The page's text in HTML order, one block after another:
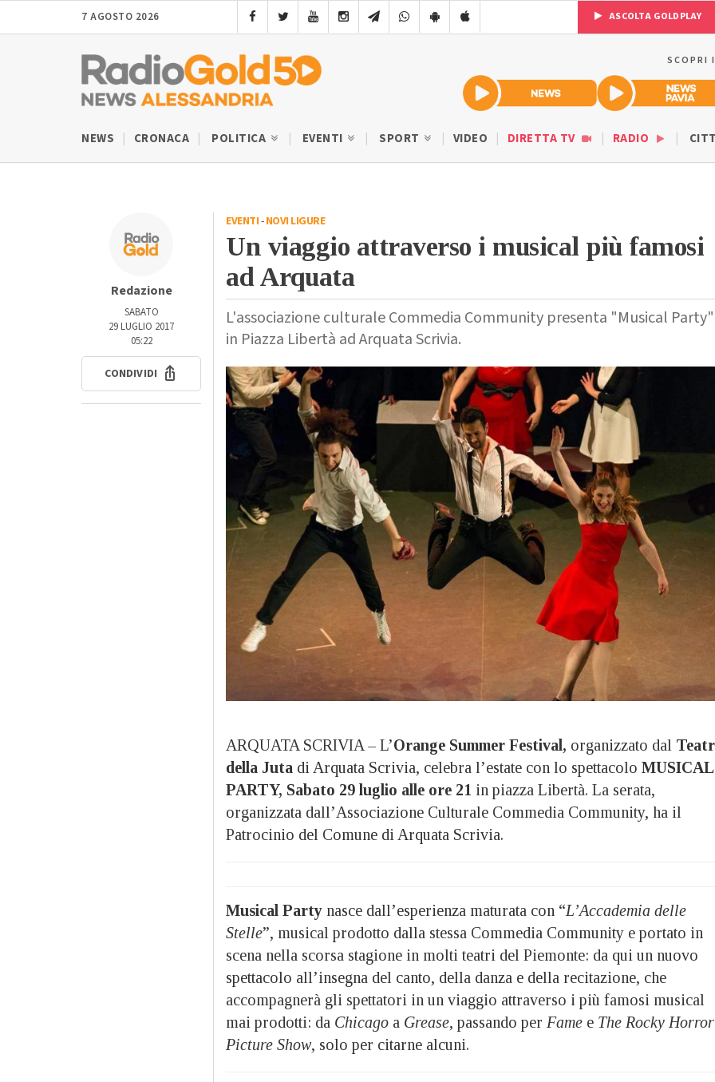
7 AGOSTO 2026 ASCOLTA GOLDPLAY
SCOPRI
NEWS CRONACA POLITICA EVENTI SPORT VIDEO DIRETTA TV RADIO
Redazione
SABATO
29 LUGLIO 2017
05:22
CONDIVIDI
EVENTI-NOVI LIGURE
Un viaggio attraverso i musical più famosi
ad Arquata
L'associazione culturale Commedia Community presenta "Musical Party"
in Piazza Libertà ad Arquata Scrivia.
ARQUATA SCRIVIA – L’Orange Summer Festival, organizzato dal
della Juta di Arquata Scrivia, celebra l’estate con lo spettacolo MUSICAL
PARTY, Sabato 29 luglio alle ore 21 in piazza Libertà. La serata,
organizzata dall’Associazione Culturale Commedia Community, ha il
Patrocinio del Comune di Arquata Scrivia.
Musical Party nasce dall’esperienza maturata con “L’Accademia delle
Stelle”, musical prodotto dalla stessa Commedia Community e portato in
scena nella scorsa stagione in molti teatri del Piemonte: da qui un nuovo
spettacolo all’insegna del canto, della danza e della recitazione, che
accompagnerà gli spettatori in un viaggio attraverso i più famosi musical
mai prodotti: da Chicago a Grease, passando per Fame e The Rocky Horror
Picture Show, solo per citarne alcuni.